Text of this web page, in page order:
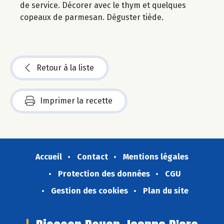
de service. Décorer avec le thym et quelques
copeaux de parmesan. Déguster tiède.
Retour à la liste
Imprimer la recette
Accueil Contact
Mentions légales
Protection des données
CGU
Gestion des cookies
Plan du site